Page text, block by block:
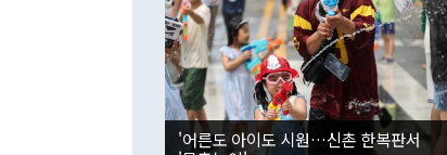
며 "정
은 "그
잘랐다
않았다
사합의
권이라
뒤 "여
인의
각각
국인의
감소하
경신했
분기
다. 내
'어른도 아이도 시원…신촌 한복판서